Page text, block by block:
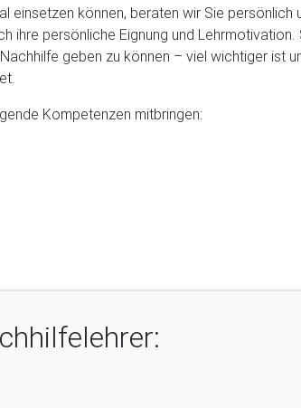
einsetzen können, beraten wir Sie persönlich
ihre persönliche Eignung und Lehrmotivation.
geben zu können – viel wichtiger ist
Kompetenzen mitbringen: